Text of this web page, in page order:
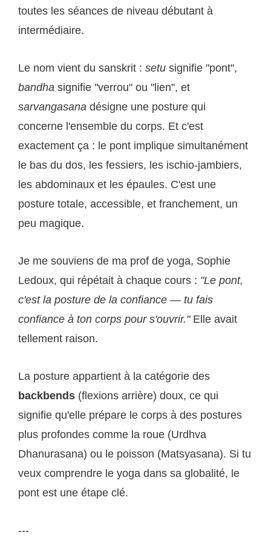
toutes les séances de niveau débutant à
intermédiaire.
Le nom vient du sanskrit : setu signifie "pont",
bandha signifie "verrou" ou "lien", et
sarvangasana désigne une posture qui
concerne l'ensemble du corps. Et c'est
exactement ça : le pont implique simultanément
le bas du dos, les fessiers, les ischio-jambiers,
les abdominaux et les épaules. C'est une
posture totale, accessible, et franchement, un
peu magique.
Je me souviens de ma prof de yoga, Sophie
Ledoux, qui répétait à chaque cours : "Le pont,
c'est la posture de la confiance — tu fais
confiance à ton corps pour s'ouvrir."Elle avait
tellement raison.
La posture appartient à la catégorie des
backbends (flexions arrière) doux, ce qui
signifie qu'elle prépare le corps à des postures
plus profondes comme la roue (Urdhva
Dhanurasana) ou le poisson (Matsyasana). Si tu
veux comprendre le yoga dans sa globalité, le
pont est une étape clé.
---